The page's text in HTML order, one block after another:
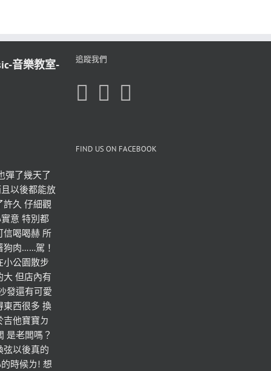
音樂教室-
彈了幾天了
以後都能放
許久 仔細觀
意 特別都
信喝喝赫 所
狗肉……駕！
小公園散步
大 但店內有
發還有可愛
東西很多 換
吉他寶寶ㄉ
是老闆嗎？
弦以後真的
時候ㄌ! 想
追蹤我們
FIND US ON FACEBOOK